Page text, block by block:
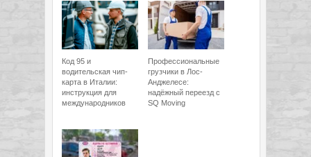
Код 95 и
водительская чип-
карта в Италии:
инструкция для
международников
Профессиональные
грузчики в Лос-
Анджелесе:
надёжный переезд с
SQ Moving